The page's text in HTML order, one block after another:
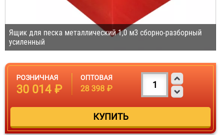
Ящик для песка металлический 1,0 м3 сборно-разборный
усиленный
РОЗНИЧНАЯ
30 014 ₽
ОПТОВАЯ
28 398 ₽